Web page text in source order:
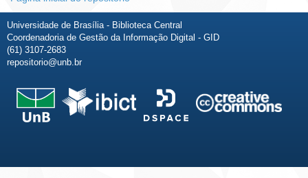
Universidade de Brasília - Biblioteca Central
Coordenadoria de Gestão da Informação Digital - GID
(61) 3107-2683
repositorio@unb.br